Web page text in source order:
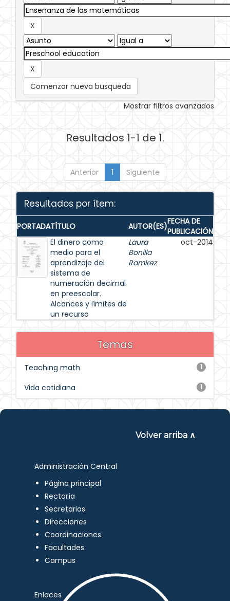
Comenzar nueva busqueda
Mostrar filtros avanzados
Resultados 1-1 de 1.
Anterior 1 Siguiente
Resultados por ítem:
PORTADATÍTULO AUTOR(ES)FECHA DE
PUBLICACIÓN
El dinero como
medio para el
aprendizaje del
sistema de
numeración decimal
en preescolar.
Alcances y límites de
un recurso
Laura
Bonilla
Ramirez
oct-2014
Temas
1
Teaching math
1
Vida cotidiana
Volver arriba ∧
Administración Central
Página principal
Rectoría
Secretarios
Direcciones
Coordinaciones
Facultades
Campus
Enlaces